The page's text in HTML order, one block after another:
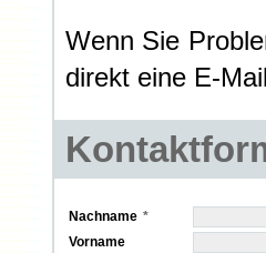
Wenn Sie
direkt eine E-
Nachname
Vorname